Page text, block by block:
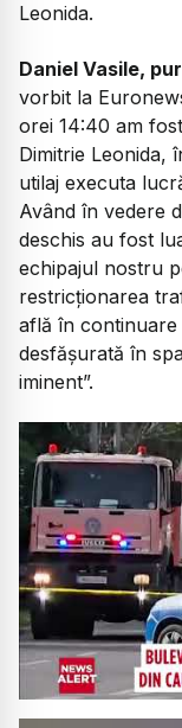
Leonida.
Daniel Vasile,
vorbit la
orei 14:40 am
Dimitrie Leonida,
utilaj executa
Având în vedere
deschis au fost
echipajul nostru
restricționarea
află în
desfășurată în
iminent”.